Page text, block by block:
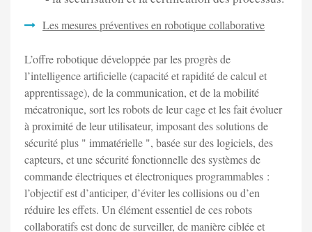
Les mesures préventives en robotique collaborative
L’offre robotique développée par les progrès de
l’intelligence artificielle (capacité et rapidité de calcul et
apprentissage), de la communication, et de la mobilité
mécatronique, sort les robots de leur cage et les fait évoluer
à proximité de leur utilisateur, imposant des solutions de
sécurité plus " immatérielle ", basée sur des logiciels, des
capteurs, et une sécurité fonctionnelle des systèmes de
commande électriques et électroniques programmables :
l’objectif est d’anticiper, d’éviter les collisions ou d’en
réduire les effets. Un élément essentiel de ces robots
collaboratifs est donc de surveiller, de manière ciblée et